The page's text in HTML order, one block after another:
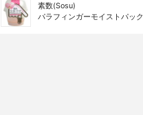
素数(Sosu)
パラフィンガーモイストパック